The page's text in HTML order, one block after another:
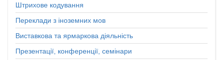
Штрихове кодування
Переклади з іноземних мов
Виставкова та ярмаркова діяльність
Презентації, конференції, семінари